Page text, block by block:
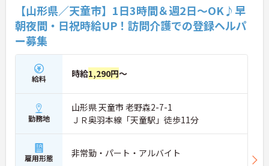
う方にぴったりです。
【山形県／天童市】1日3時間＆週2日～OK♪早
朝夜間・日祝時給UP！訪問介護での登録ヘルパ
ー募集
給料 時給1,290円～
勤務地
山形県 天童市 老野森2-7-1
ＪＲ奥羽本線「天童駅」徒歩11分
雇用形態 非常勤・パート・アルバイト